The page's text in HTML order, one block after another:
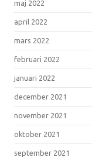
maj 2022
april 2022
mars 2022
februari 2022
januari 2022
december 2021
november 2021
oktober 2021
september 2021